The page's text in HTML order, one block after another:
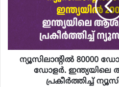
ന്യൂസിലാന്റിൽ 80000
ഡോളർ. ഇന്ത്യയിലെ
പ്രകീർത്തിച്ച്